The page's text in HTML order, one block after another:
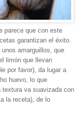
parece que con este
garantizan el éxito.
amarguillos, que
limón que llevan
por favor), da lugar a
huevo, lo que
textura va suavizada con
la receta), de lo